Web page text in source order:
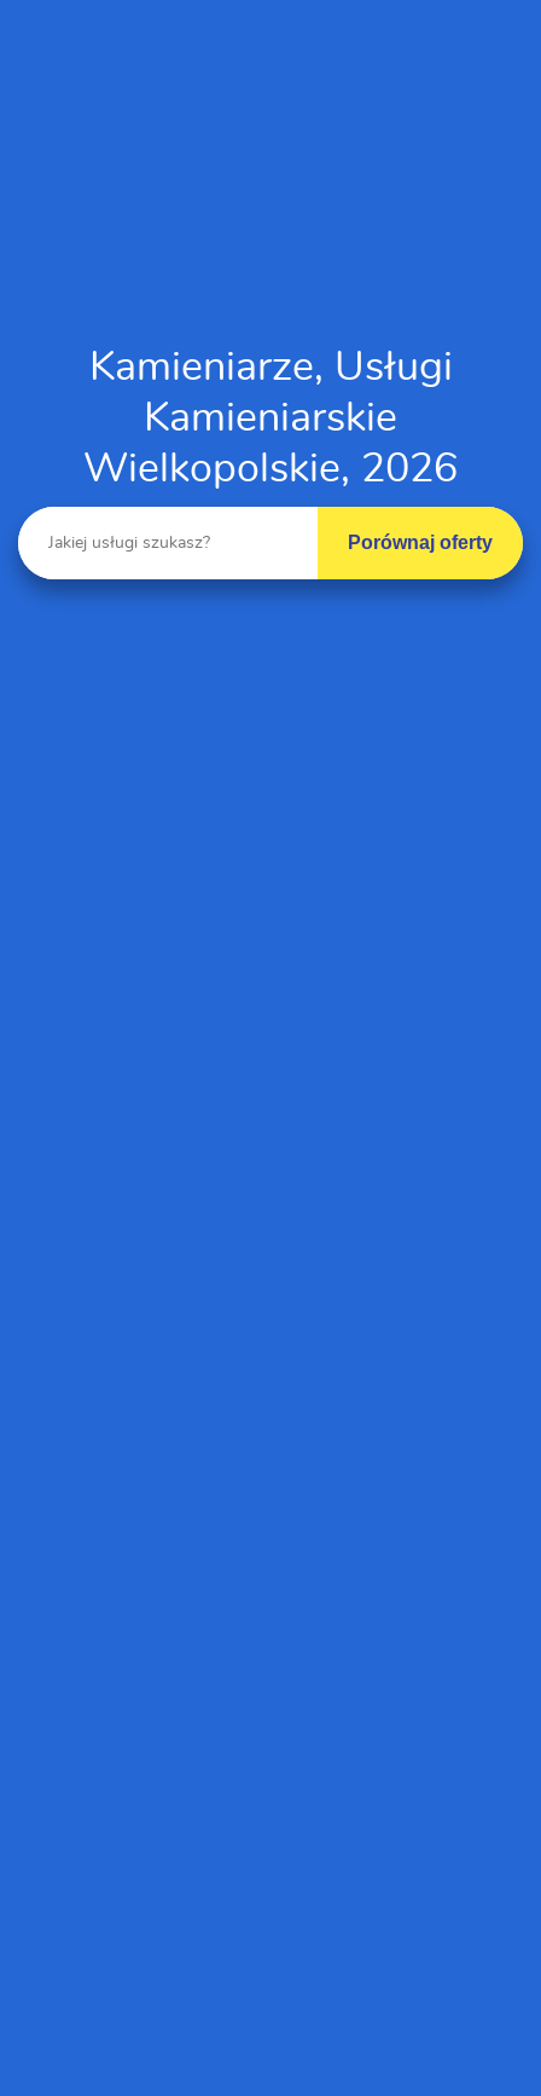
Kamieniarze, Usługi
Kamieniarskie
Wielkopolskie, 2026
Porównaj oferty